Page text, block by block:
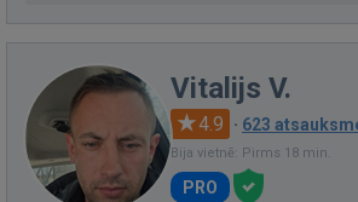
Vitalijs V.
4.9 · 623
Bija vietnē: Pirms 18 min.
PRO